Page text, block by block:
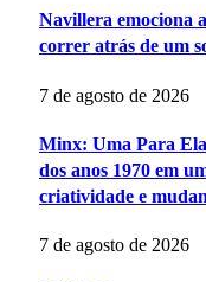
Navillera emociona
correr atrás de um
7 de agosto de 2026
Minx: Uma Para
dos anos 1970 em
criatividade e
7 de agosto de 2026